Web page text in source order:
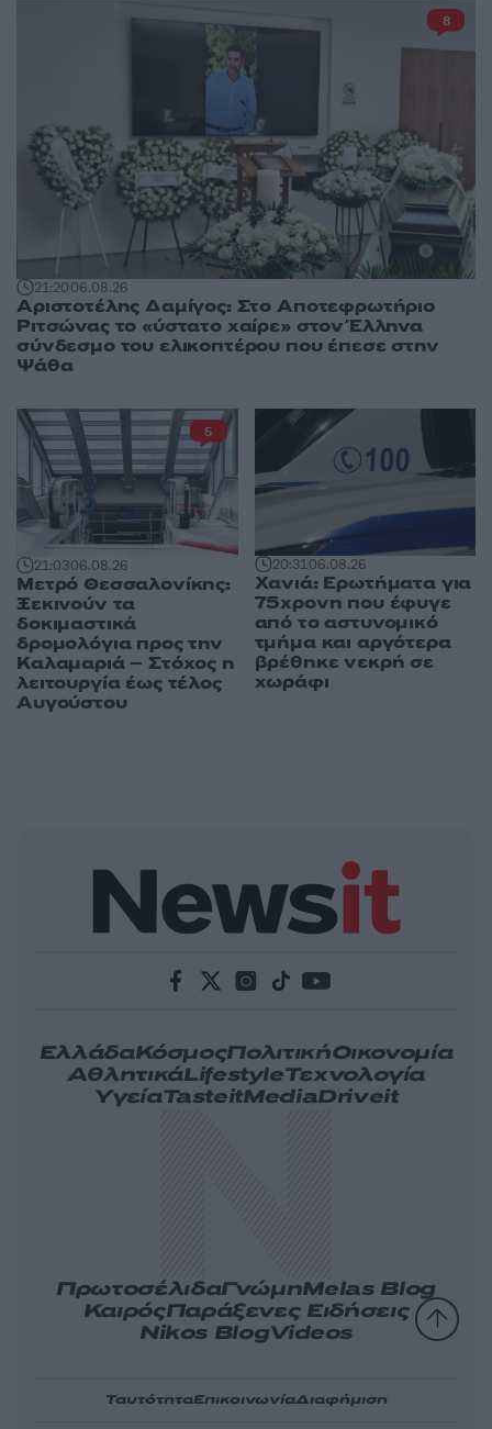
21:2006.08.26
Αριστοτέλης Δαμίγος: Στο Αποτεφρωτήριο
Ριτσώνας το «ύστατο χαίρε» στον Έλληνα
σύνδεσμο του ελικοπτέρου που έπεσε στην
Ψάθα
8
21:0306.08.26
Μετρό Θεσσαλονίκης:
Ξεκινούν τα
δοκιμαστικά
δρομολόγια προς την
Καλαμαριά – Στόχος η
λειτουργία έως τέλος
Αυγούστου
5
20:3106.08.26
Χανιά: Ερωτήματα για
75χρονη που έφυγε
από το αστυνομικό
τμήμα και αργότερα
βρέθηκε νεκρή σε
χωράφι
ΕλλάδαΚόσμοςΠολιτικήΟικονομία
ΑθλητικάLifestyleΤεχνολογία
ΥγείαTasteitMediaDriveit
ΠρωτοσέλιδαΓνώμηMelas Blog
ΚαιρόςΠαράξενες Ειδήσεις
Nikos BlogVideos
ΤαυτότηταΕπικοινωνίαΔιαφήμιση